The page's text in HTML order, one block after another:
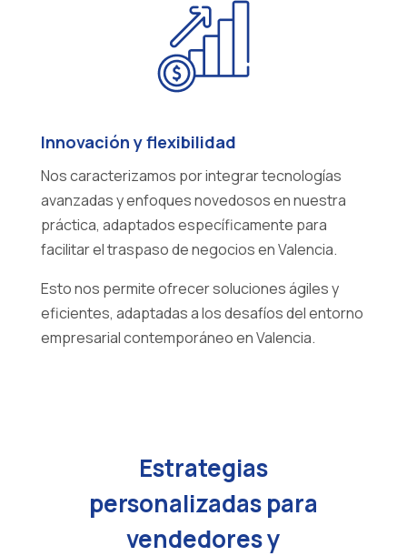
Innovación y flexibilidad
Nos caracterizamos por integrar tecnologías
avanzadas y enfoques novedosos en nuestra
práctica, adaptados específicamente para
facilitar el traspaso de negocios en Valencia.
Esto nos permite ofrecer soluciones ágiles y
eficientes, adaptadas a los desafíos del entorno
empresarial contemporáneo en Valencia.
Estrategias
personalizadas para
vendedores y